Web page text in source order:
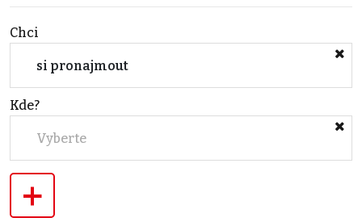
Chci
si pronajmout
Kde?
Vyberte
+